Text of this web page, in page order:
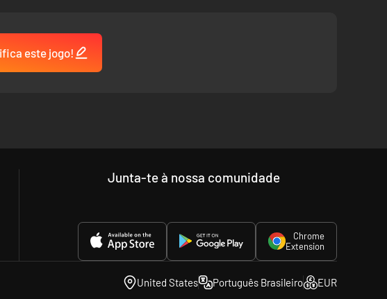
este jogo!
Junta-te à nossa comunidade
Chrome
Extension
United States Português Brasileiro EUR